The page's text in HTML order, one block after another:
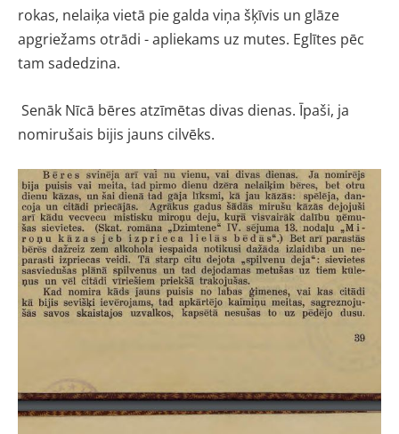
rokas, nelaiķa vietā pie galda viņa šķīvis un glāze
apgriežams otrādi - apliekams uz mutes. Eglītes pēc
tam sadedzina.
Senāk Nīcā bēres atzīmētas divas dienas. Īpaši, ja
nomirušais bijis jauns cilvēks.